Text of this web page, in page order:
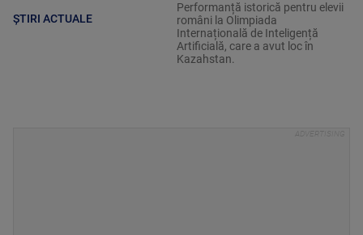
ȘTIRI ACTUALE
Performanță istorică pentru elevii
români la Olimpiada
Internațională de Inteligență
Artificială, care a avut loc în
Kazahstan.